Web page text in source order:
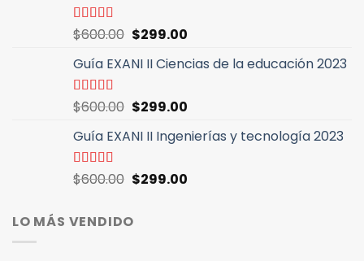
$600.00.$299.00.
Valorado
con
5
$600.00 El
original
$600.00.
$299.00El
actual
$299.00.
Guía EXANI II Ciencias de la educación 2023
Valorado
con
5
$600.00 El
original
$600.00.
$299.00El
actual
$299.00.
Guía EXANI II Ingenierías y tecnología 2023
Valorado
con
$600.00 El
original
era:
$299.00El
LO MÁS VENDIDO